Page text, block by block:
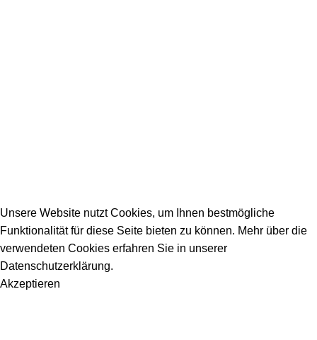
Unsere Website nutzt Cookies, um Ihnen bestmögliche
Funktionalität für diese Seite bieten zu können. Mehr über die
verwendeten Cookies erfahren Sie in unserer
Datenschutzerklärung.
Akzeptieren